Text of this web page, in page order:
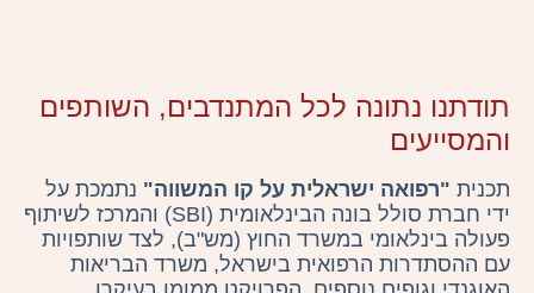
תודתנו נתונה לכל המתנדבים, השותפים
והמסייעים
תכנית "רפואה ישראלית על קו המשווה" נתמכת על
ידי חברת סולל בונה הבינלאומית (SBI) והמרכז לשיתוף
פעולה בינלאומי במשרד החוץ (מש"ב), לצד שותפויות
עם ההסתדרות הרפואית בישראל, משרד הבריאות